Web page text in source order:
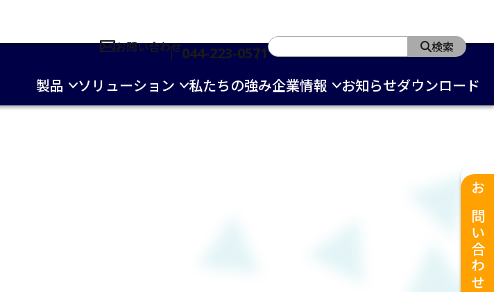
お問い合わせ044-223-0571 検索
製品 ソリューション 私たちの強み企業情報 お知らせダウンロード
お問い合わせ